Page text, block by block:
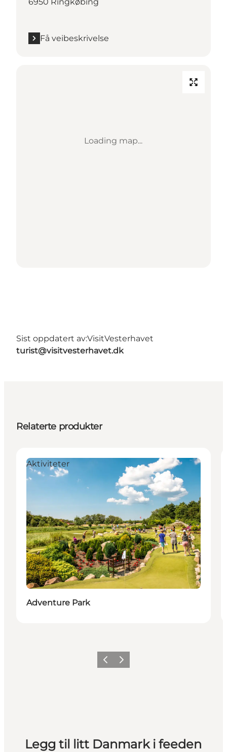
Få veibeskrivelse
Loading map...
Sist oppdatert av:VisitVesterhavet
turist@visitvesterhavet.dk
Relaterte produkter
Aktiviteter
Adventure Park
ForrigeNeste
Legg til litt Danmark i feeden